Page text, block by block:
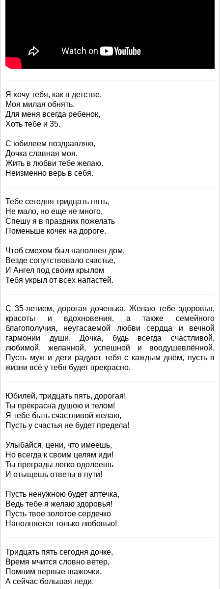
Я хочу тебя, как в детстве,
Моя милая обнять.
Для меня всегда ребенок,
Хоть тебе и 35.
С юбилеем поздравляю,
Дочка славная моя.
Жить в любви тебе желаю.
Неизменно верь в себя.
Тебе сегодня тридцать пять,
Не мало, но еще не много,
Спешу я в праздник пожелать
Поменьше кочек на дороге.
Чтоб смехом был наполнен дом,
Везде сопутствовало счастье,
И Ангел под своим крылом
Тебя укрыл от всех напастей.
С 35-летием, дорогая доченька. Желаю тебе здоровья,
красоты и вдохновения, а также семейного
благополучия, неугасаемой любви сердца и вечной
гармонии души. Дочка, будь всегда счастливой,
любимой, желанной, успешной и воодушевлённой.
Пусть муж и дети радуют тебя с каждым днём, пусть в
жизни всё у тебя будет прекрасно.
Юбилей, тридцать пять, дорогая!
Ты прекрасна душою и телом!
Я тебе быть счастливой желаю,
Пусть у счастья не будет предела!
Улыбайся, цени, что имеешь,
Но всегда к своим целям иди!
Ты преграды легко одолеешь
И отыщешь ответы в пути!
Пусть ненужною будет аптечка,
Ведь тебе я желаю здоровья!
Пусть твое золотое сердечко
Наполняется только любовью!
Тридцать пять сегодня дочке,
Время мчится словно ветер,
Помним первые шажочки,
А сейчас большая леди.